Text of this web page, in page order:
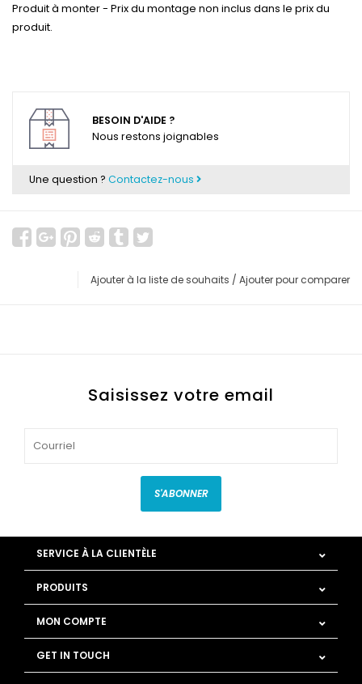
Produit à monter - Prix du montage non inclus dans le prix du
produit.
BESOIN D'AIDE ?
Nous restons joignables
Une question ? Contactez-nous
Ajouter à la liste de souhaits / Ajouter pour comparer
Saisissez votre email
S'ABONNER
SERVICE À LA CLIENTÈLE
PRODUITS
MON COMPTE
GET IN TOUCH